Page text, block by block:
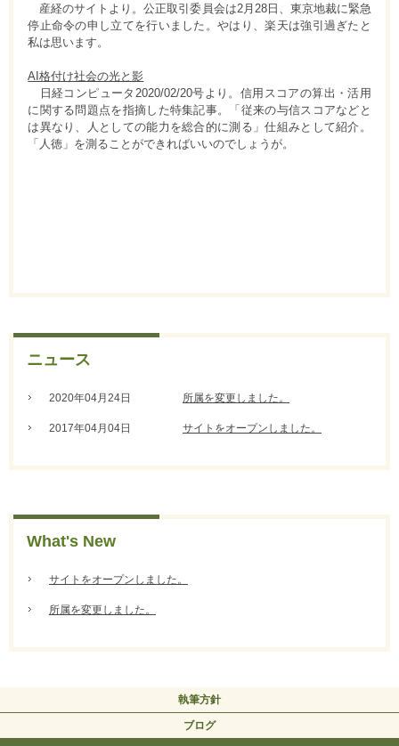
産経のサイトより。公正取引委員会は2月28日、東京地裁に緊急
停止命令の申し立てを行いました。やはり、楽天は強引過ぎたと
私は思います。
AI格付け社会の光と影
日経コンピュータ2020/02/20号より。信用スコアの算出・活用
に関する問題点を指摘した特集記事。「従来の与信スコアなどと
は異なり、人としての能力を総合的に測る」仕組みとして紹介。
「人徳」を測ることができればいいのでしょうが。
ニュース
2020年04月24日 所属を変更しました。
2017年04月04日 サイトをオープンしました。
What's New
サイトをオープンしました。
所属を変更しました。
執筆方針
ブログ